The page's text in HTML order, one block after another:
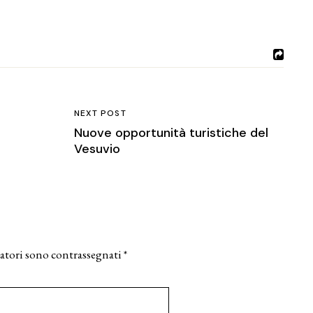
NEXT POST
Nuove opportunità turistiche del
Vesuvio
sono contrassegnati*